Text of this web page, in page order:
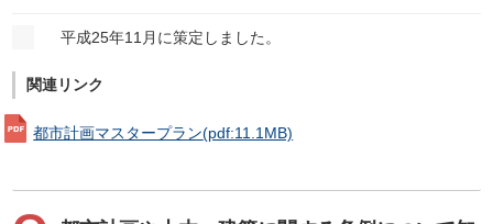
平成25年11月に策定しました。
関連リンク
都市計画マスタープラン(pdf:11.1MB)